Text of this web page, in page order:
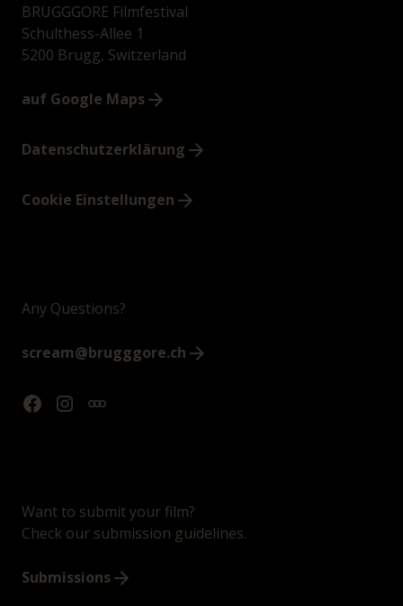
BRUGGGORE Filmfestival
Schulthess-Allee 1
5200 Brugg, Switzerland
auf Google Maps
Datenschutzerklärung
Cookie Einstellungen
Any Questions?
scream@brugggore.ch
Want to submit your film?
Check our submission guidelines.
Submissions